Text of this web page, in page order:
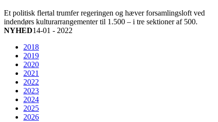
Et politisk flertal trumfer regeringen og hæver forsamlingsloft ved
indendørs kulturarrangementer til 1.500 – i tre sektioner af 500.
NYHED14-01 - 2022
2018
2019
2020
2021
2022
2023
2024
2025
2026